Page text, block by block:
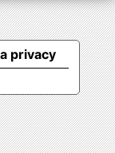
privacy